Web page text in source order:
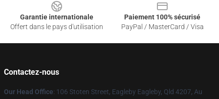
Garantie internationale
Offert dans le pays d'utilisation
Paiement 100% sécurisé
PayPal / MasterCard / Visa
Contactez-nous
Our Head Office: 106 Stoten Street, Eagleby Eagleby, Qld 4207, Au